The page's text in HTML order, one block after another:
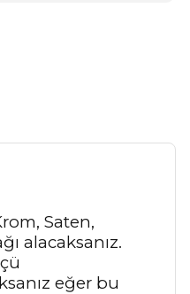
Saten,
alacaksanız.
eğer bu